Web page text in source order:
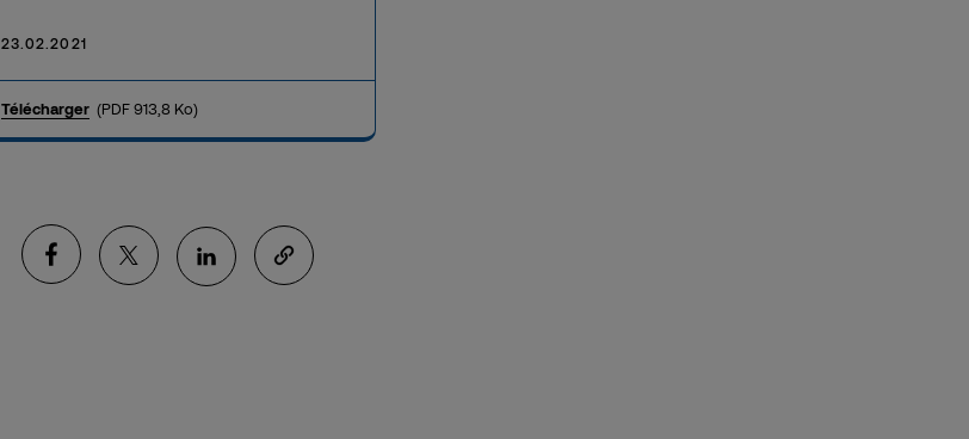
23.02.2021
Télécharger (PDF 913,8 Ko)